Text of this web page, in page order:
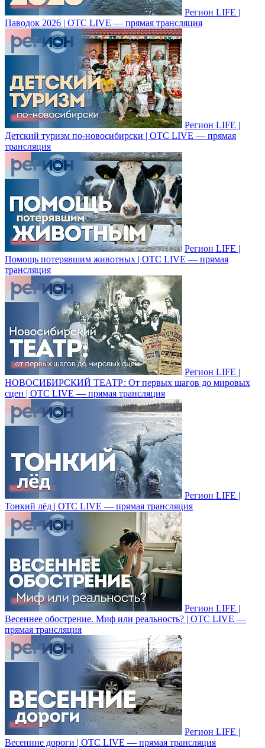
Регион LIFE |
Паводок 2026 | ОТС LIVE — прямая трансляция
Регион LIFE |
Детский туризм по-новосибирски | ОТС LIVE — прямая
трансляция
Регион LIFE |
Помощь потерявшим животных | ОТС LIVE — прямая
трансляция
Регион LIFE |
НОВОСИБИРСКИЙ ТЕАТР: От первых шагов до мировых
сцен | ОТС LIVE — прямая трансляция
Регион LIFE |
Тонкий лёд | ОТС LIVE — прямая трансляция
Регион LIFE |
Весеннее обострение. Миф или реальность? | ОТС LIVE —
прямая трансляция
Регион LIFE |
Весенние дороги | ОТС LIVE — прямая трансляция